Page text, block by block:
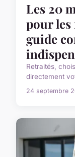
Les 20
pour les
guide
Retraités,
directement
24 septembre